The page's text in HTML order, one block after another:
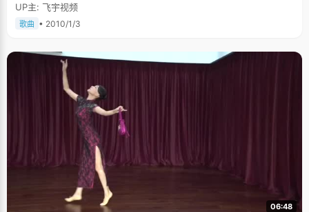
UP主: 飞宇视频
歌曲 • 2010/1/3
06:48